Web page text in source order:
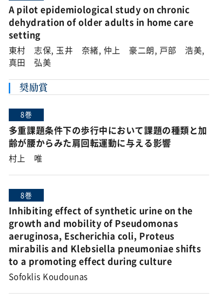
A pilot epidemiological study on chronic
dehydration of older adults in home care
setting
東村 志保, 玉井 奈緒, 仲上 豪二朗, 戸部 浩美,
真田 弘美
奨励賞
8巻
多重課題条件下の歩行中において課題の種類と加
齢が腰からみた肩回転運動に与える影響
村上 唯
8巻
Inhibiting effect of synthetic urine on the
growth and mobility of Pseudomonas
aeruginosa, Escherichia coli, Proteus
mirabilis and Klebsiella pneumoniae shifts
to a promoting effect during culture
Sofoklis Koudounas